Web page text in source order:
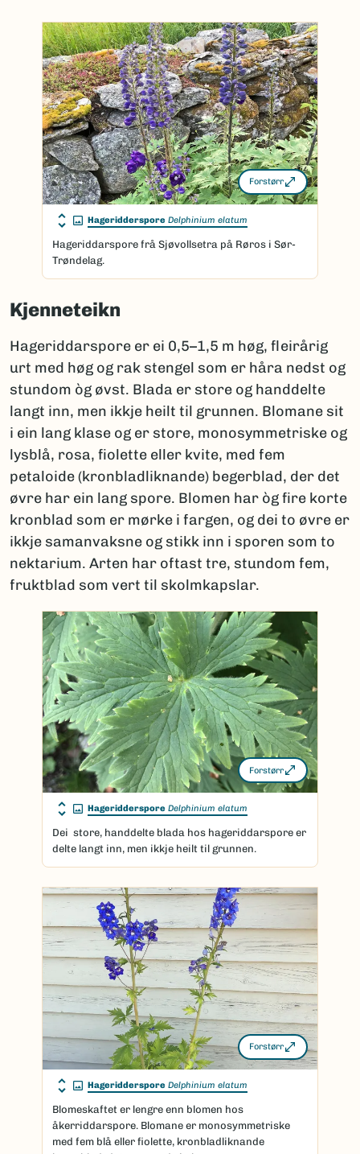
Forstørr
Hageridderspore Delphinium elatum
Hageriddarspore frå Sjøvollsetra på Røros i Sør-
Trøndelag.
Kjenneteikn
Hageriddarspore er ei 0,5–1,5 m høg, fleirårig
urt med høg og rak stengel som er håra nedst og
stundom òg øvst. Blada er store og handdelte
langt inn, men ikkje heilt til grunnen. Blomane sit
i ein lang klase og er store, monosymmetriske og
lysblå, rosa, fiolette eller kvite, med fem
petaloide (kronbladliknande) begerblad, der det
øvre har ein lang spore. Blomen har òg fire korte
kronblad som er mørke i fargen, og dei to øvre er
ikkje samanvaksne og stikk inn i sporen som to
nektarium. Arten har oftast tre, stundom fem,
fruktblad som vert til skolmkapslar.
Forstørr
Hageridderspore Delphinium elatum
Dei store, handdelte blada hos hageriddarspore er
delte langt inn, men ikkje heilt til grunnen.
Forstørr
Hageridderspore Delphinium elatum
Blomeskaftet er lengre enn blomen hos
åkerriddarspore. Blomane er monosymmetriske
med fem blå eller fiolette, kronbladliknande